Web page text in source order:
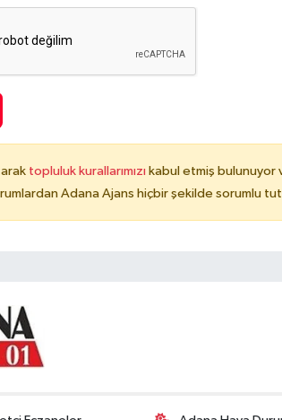
topluluk kurallarımızı kabul etmiş bulunuyor
Adana Ajans hiçbir şekilde sorumlu